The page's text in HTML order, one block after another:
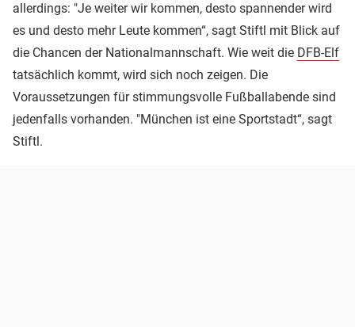
allerdings: "Je weiter wir kommen, desto spannender wird
es und desto mehr Leute kommen“, sagt Stiftl mit Blick auf
die Chancen der Nationalmannschaft. Wie weit die DFB-Elf
tatsächlich kommt, wird sich noch zeigen. Die
Voraussetzungen für stimmungsvolle Fußballabende sind
jedenfalls vorhanden. "München ist eine Sportstadt“, sagt
Stiftl.